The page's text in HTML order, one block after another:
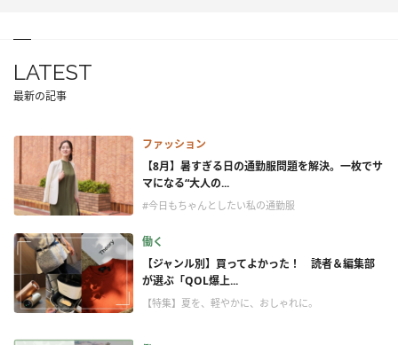
LATEST
最新の記事
ファッション
【8月】暑すぎる日の通勤服問題を解決。一枚でサ
マになる“大人の...
#今日もちゃんとしたい私の通勤服
働く
【ジャンル別】買ってよかった！ 読者＆編集部
が選ぶ「QOL爆上...
【特集】夏を、軽やかに、おしゃれに。